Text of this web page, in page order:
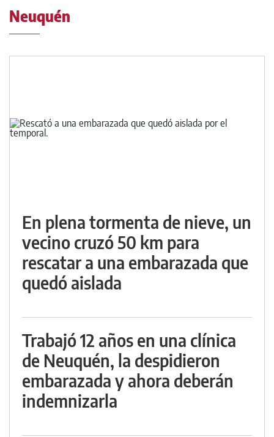
Neuquén
En plena tormenta de nieve, un
vecino cruzó 50 km para
rescatar a una embarazada que
quedó aislada
Trabajó 12 años en una clínica
de Neuquén, la despidieron
embarazada y ahora deberán
indemnizarla